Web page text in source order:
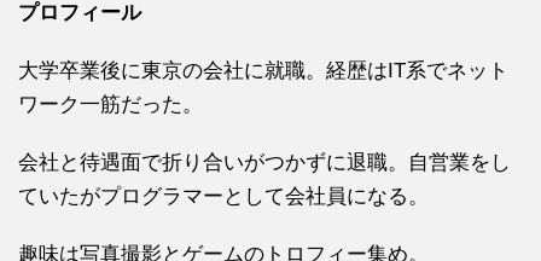
プロフィール
大学卒業後に東京の会社に就職。経歴はIT系でネット
ワーク一筋だった。
会社と待遇面で折り合いがつかずに退職。自営業をし
ていたがプログラマーとして会社員になる。
趣味は写真撮影とゲームのトロフィー集め。